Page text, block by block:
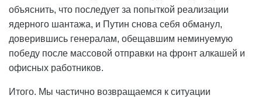
объяснить, что последует за попыткой реализации
ядерного шантажа, и Путин снова себя обманул,
доверившись генералам, обещавшим неминуемую
победу после массовой отправки на фронт алкашей и
офисных работников.
Итого. Мы частично возвращаемся к ситуации